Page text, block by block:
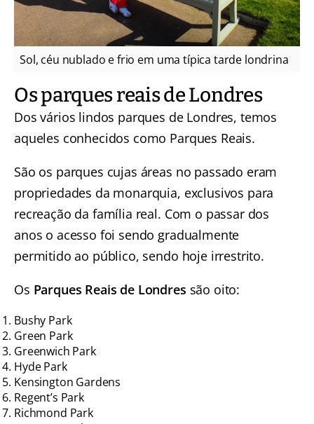
Sol, céu nublado e frio em uma típica tarde londrina
Os parques reais de Londres
Dos vários lindos parques de Londres, temos
aqueles conhecidos como Parques Reais.
São os parques cujas áreas no passado eram
propriedades da monarquia, exclusivos para
recreação da família real. Com o passar dos
anos o acesso foi sendo gradualmente
permitido ao público, sendo hoje irrestrito.
Os Parques Reais de Londres são oito:
Bushy Park
Green Park
Greenwich Park
Hyde Park
Kensington Gardens
Regent’s Park
Richmond Park